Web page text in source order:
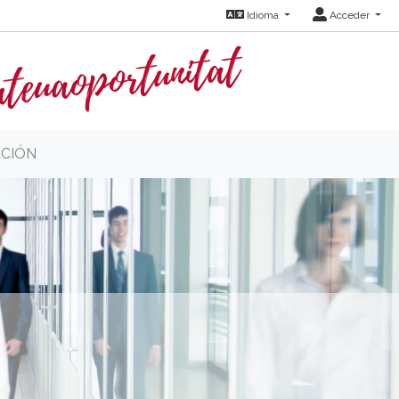
Idioma Acceder